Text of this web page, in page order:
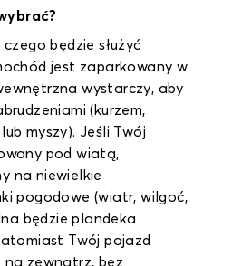
będzie służyć
jest zaparkowany w
wystarczy, aby
(kurzem,
myszy). Jeśli Twój
pod wiatą,
na niewielkie
pogodowe (wiatr, wilgoć,
będzie plandeka
Twój pojazd
zewnątrz, bez